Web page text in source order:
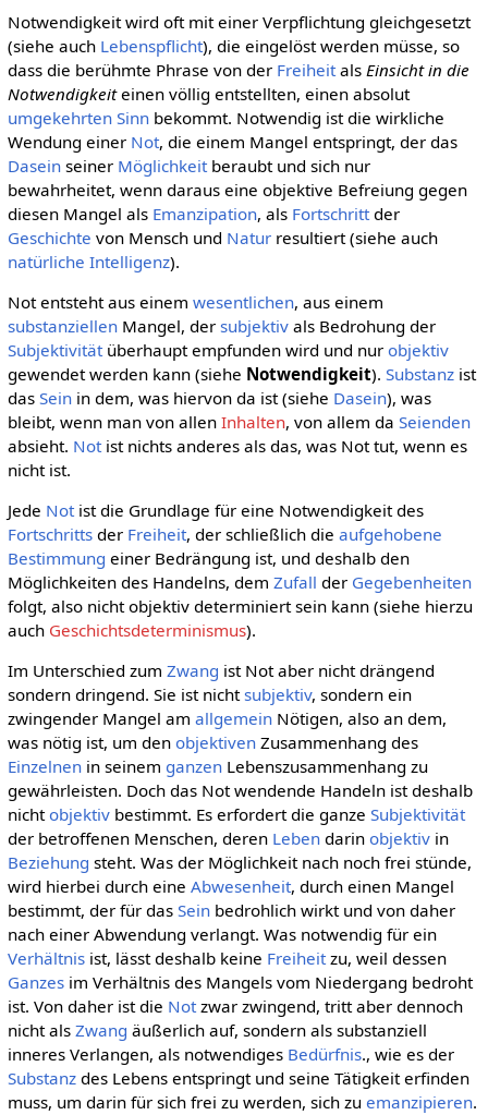
Notwendigkeit wird oft mit einer Verpflichtung gleichgesetzt
(siehe auch Lebenspflicht), die eingelöst werden müsse, so
dass die berühmte Phrase von der Freiheitals Einsicht in die
Notwendigkeiteinen völlig entstellten, einen absolut
umgekehrten Sinnbekommt. Notwendig ist die wirkliche
Wendung einer Not, die einem Mangel entspringt, der das
Daseinseiner Möglichkeitberaubt und sich nur
bewahrheitet, wenn daraus eine objektive Befreiung gegen
diesen Mangel als Emanzipation, als Fortschrittder
Geschichte von Mensch und Naturresultiert (siehe auch
natürliche Intelligenz).
Not entsteht aus einem wesentlichen, aus einem
substanziellenMangel, der subjektivals Bedrohung der
Subjektivitätüberhaupt empfunden wird und nur objektiv
gewendet werden kann (siehe Notwendigkeit). Substanzist
das Seinin dem, was hiervon da ist (siehe Dasein), was
bleibt, wenn man von allen Inhalten, von allem da Seienden
absieht. Notist nichts anderes als das, was Not tut, wenn es
nicht ist.
Jede Notist die Grundlage für eine Notwendigkeit des
Fortschrittsder Freiheit, der schließlich die aufgehobene
Bestimmung einer Bedrängung ist, und deshalb den
Möglichkeiten des Handelns, dem Zufall der Gegebenheiten
folgt, also nicht objektiv determiniert sein kann (siehe hierzu
auch Geschichtsdeterminismus).
Im Unterschied zum Zwang ist Not aber nicht drängend
sondern dringend. Sie ist nichtsubjektiv, sondern ein
zwingender Mangel am allgemeinNötigen, also an dem,
was nötig ist, um den objektivenZusammenhang des
Einzelnenin seinem ganzenLebenszusammenhang zu
gewährleisten. Doch das Not wendende Handeln ist deshalb
nichtobjektivbestimmt. Es erfordert die ganze Subjektivität
der betroffenen Menschen, deren Lebendarin objektivin
Beziehung steht. Was der Möglichkeit nach noch frei stünde,
wird hierbei durch eine Abwesenheit, durch einen Mangel
bestimmt, der für das Seinbedrohlich wirkt und von daher
nach einer Abwendung verlangt. Was notwendig für ein
Verhältnisist, lässt deshalb keine Freiheitzu, weil dessen
Ganzesim Verhältnis des Mangels vom Niedergang bedroht
ist. Von daher ist die Notzwar zwingend, tritt aber dennoch
nicht als Zwang äußerlich auf, sondern als substanziell
inneres Verlangen, als notwendiges Bedürfnis., wie es der
Substanzdes Lebens entspringt und seine Tätigkeit erfinden
muss, um darin für sich frei zu werden, sich zu emanzipieren.